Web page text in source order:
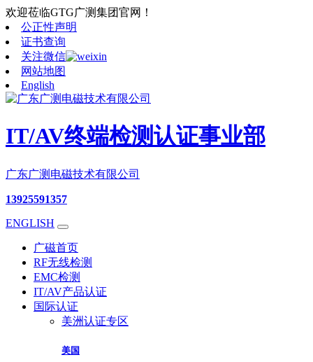
欢迎莅临GTG广测集团官网！
公正性声明
证书查询
关注微信
网站地图
English
IT/AV终端检测认证事业部
广东广测电磁技术有限公司
13925591357
ENGLISH
广磁首页
RF无线检测
EMC检测
IT/AV产品认证
国际认证
美洲认证专区
美国